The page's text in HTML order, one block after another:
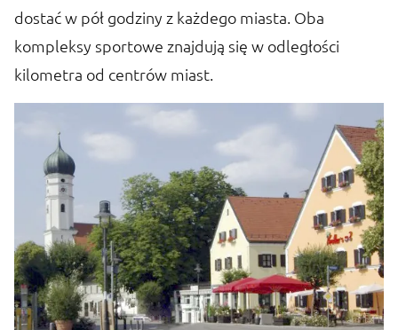
dostać w pół godziny z każdego miasta. Oba
kompleksy sportowe znajdują się w odległości
kilometra od centrów miast.